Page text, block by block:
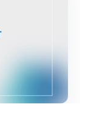
しま
添いま